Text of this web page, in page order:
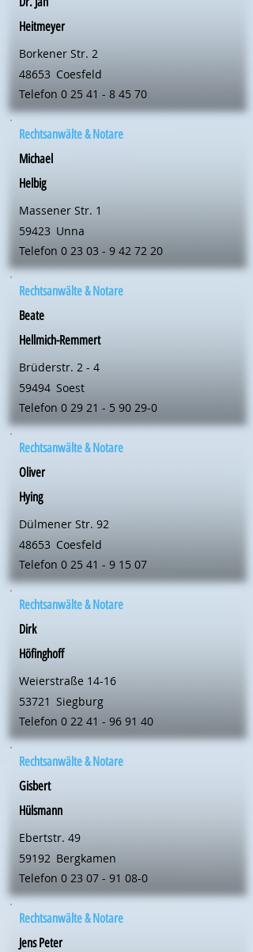
Heitmeyer
Borkener Str. 2
48653 Coesfeld
Telefon 0 25 41 - 8 45 70
Rechtsanwälte & Notare
Michael
Helbig
Massener Str. 1
59423 Unna
Telefon 0 23 03 - 9 42 72 20
Rechtsanwälte & Notare
Beate
Hellmich-Remmert
Brüderstr. 2 - 4
59494 Soest
Telefon 0 29 21 - 5 90 29-0
Rechtsanwälte & Notare
Oliver
Hying
Dülmener Str. 92
48653 Coesfeld
Telefon 0 25 41 - 9 15 07
Rechtsanwälte & Notare
Dirk
Höfinghoff
Weierstraße 14-16
53721 Siegburg
Telefon 0 22 41 - 96 91 40
Rechtsanwälte & Notare
Gisbert
Hülsmann
Ebertstr. 49
59192 Bergkamen
Telefon 0 23 07 - 91 08-0
Rechtsanwälte & Notare
Jens Peter